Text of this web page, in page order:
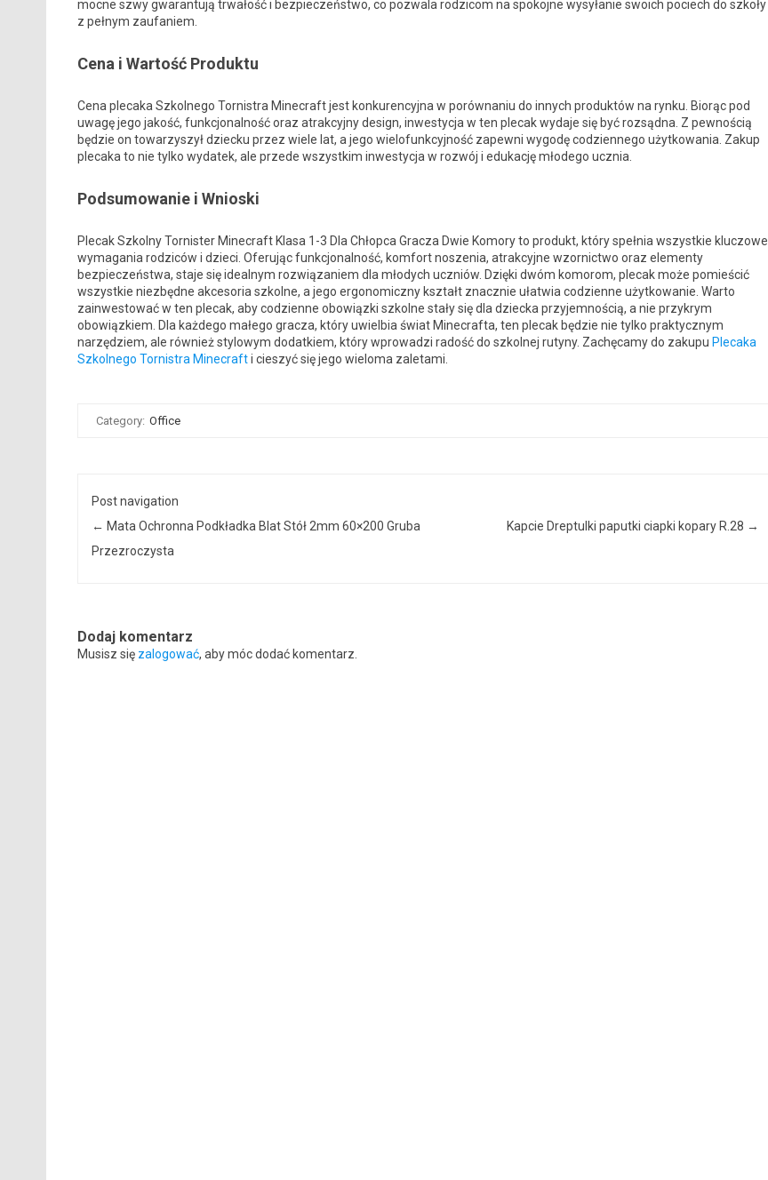
mocne szwy gwarantują trwałość i bezpieczeństwo, co pozwala rodzicom na spokojne wysyłanie swoich pociech do szkoły
z pełnym zaufaniem.
Cena i Wartość Produktu
Cena plecaka Szkolnego Tornistra Minecraft jest konkurencyjna w porównaniu do innych produktów na rynku. Biorąc pod
uwagę jego jakość, funkcjonalność oraz atrakcyjny design, inwestycja w ten plecak wydaje się być rozsądna. Z pewnością
będzie on towarzyszył dziecku przez wiele lat, a jego wielofunkcyjność zapewni wygodę codziennego użytkowania. Zakup
plecaka to nie tylko wydatek, ale przede wszystkim inwestycja w rozwój i edukację młodego ucznia.
Podsumowanie i Wnioski
Plecak Szkolny Tornister Minecraft Klasa 1-3 Dla Chłopca Gracza Dwie Komory to produkt, który spełnia wszystkie kluczowe
wymagania rodziców i dzieci. Oferując funkcjonalność, komfort noszenia, atrakcyjne wzornictwo oraz elementy
bezpieczeństwa, staje się idealnym rozwiązaniem dla młodych uczniów. Dzięki dwóm komorom, plecak może pomieścić
wszystkie niezbędne akcesoria szkolne, a jego ergonomiczny kształt znacznie ułatwia codzienne użytkowanie. Warto
zainwestować w ten plecak, aby codzienne obowiązki szkolne stały się dla dziecka przyjemnością, a nie przykrym
obowiązkiem. Dla każdego małego gracza, który uwielbia świat Minecrafta, ten plecak będzie nie tylko praktycznym
narzędziem, ale również stylowym dodatkiem, który wprowadzi radość do szkolnej rutyny. Zachęcamy do zakupu Plecaka
Szkolnego Tornistra Minecrafti cieszyć się jego wieloma zaletami.
Category: Office
Post navigation
← Mata Ochronna Podkładka Blat Stół 2mm 60×200 Gruba
Przezroczysta
Kapcie Dreptulki paputki ciapki kopary R.28 →
Dodaj komentarz
Musisz się zalogować, aby móc dodać komentarz.